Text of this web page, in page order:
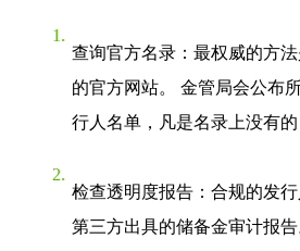
查询官方名录 ：最权威的方
的官方网站。 金管局会公布
行人名单，凡是名录上没有的
检查透明度报告 ：合规的发
第三方出具的储备金审计报